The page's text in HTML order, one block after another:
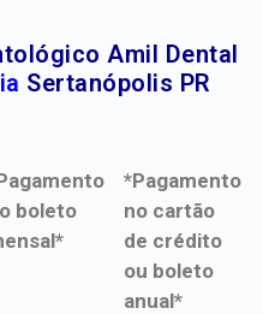
Amil Dental
Sertanópolis PR
boleto
*Pagamento
no cartão
de crédito
ou boleto
anual*